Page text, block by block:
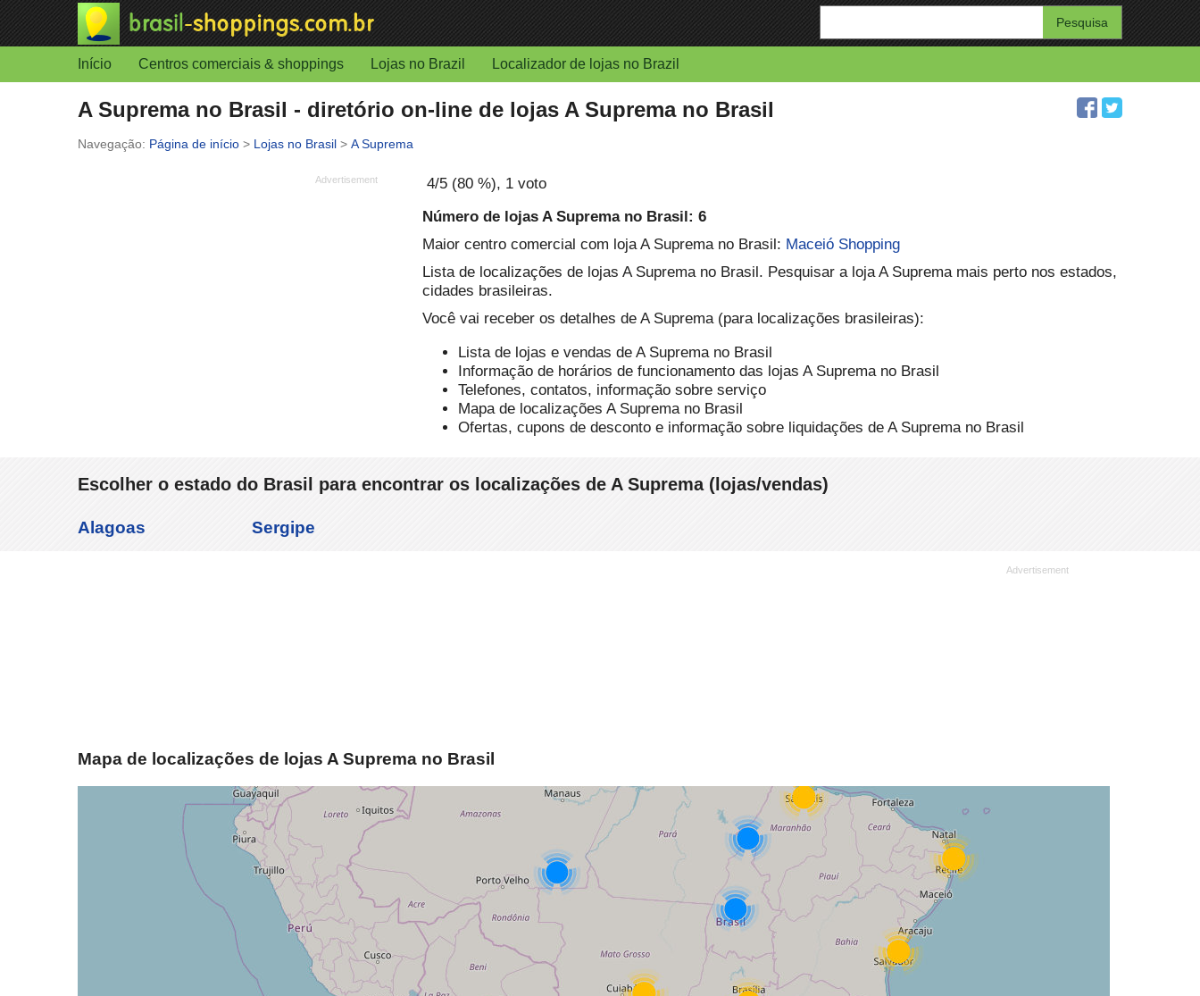
Enter
your
search
Início Centros comerciais & shoppings Lojas no Brazil Localizador de lojas no Brazil
A Suprema no Brasil - diretório on-line de lojas A Suprema no Brasil
Página de início > Lojas no Brasil > A Suprema
4/5 (80 %), 1 voto
Número de lojas A Suprema no Brasil: 6
Maior centro comercial com loja A Suprema no Brasil: Maceió Shopping
Lista de localizações de lojas A Suprema no Brasil. Pesquisar a loja A Suprema mais perto nos estados,
cidades brasileiras.
Você vai receber os detalhes de A Suprema (para localizações brasileiras):
Lista de lojas e vendas de A Suprema no Brasil
Informação de horários de funcionamento das lojas A Suprema no Brasil
Telefones, contatos, informação sobre serviço
Mapa de localizações A Suprema no Brasil
Ofertas, cupons de desconto e informação sobre liquidações de A Suprema no Brasil
Escolher o estado do Brasil para encontrar os localizações de A Suprema (lojas/vendas)
Alagoas Sergipe
Mapa de localizações de lojas A Suprema no Brasil